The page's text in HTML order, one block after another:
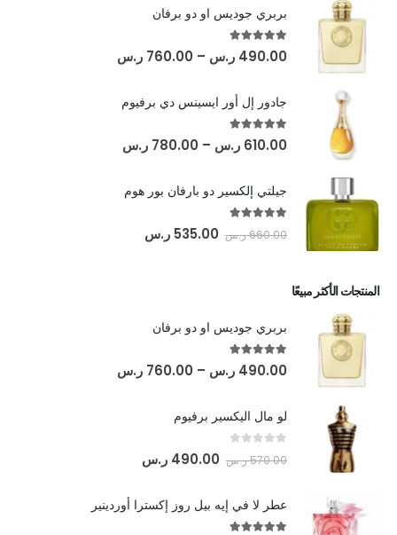
بربري جوديس او دو برفان
5.00
out of 5
490.00 ر.س –
760.00 ر.س
جادور إل أور ايسينس دي برفيوم
5.00
out of 5
610.00 ر.س –
780.00 ر.س
جيلتي إلكسير دو بارفان بور هوم
660.00ر.س 535.00 ر.س
المنتجات الأكثر مبيعًا
بربري جوديس او دو برفان
5.00
out of 5
490.00 ر.س –
760.00 ر.س
لو مال اليكسير برفيوم
570.00ر.س 490.00 ر.س
عطر لا في إيه بيل روز إكسترا أوردينير